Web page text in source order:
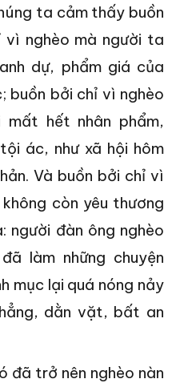
ta cảm thấy buồn
vì nghèo mà người ta
dự, phẩm giá của
buồn bởi chỉ vì nghèo
mất hết nhân phẩm,
ác, như xã hội hôm
Và buồn bởi chỉ vì
còn yêu thương
người đàn ông nghèo
làm những chuyện
mục lại quá nóng nảy
dằn vặt, bất an
đã trở nên nghèo nàn